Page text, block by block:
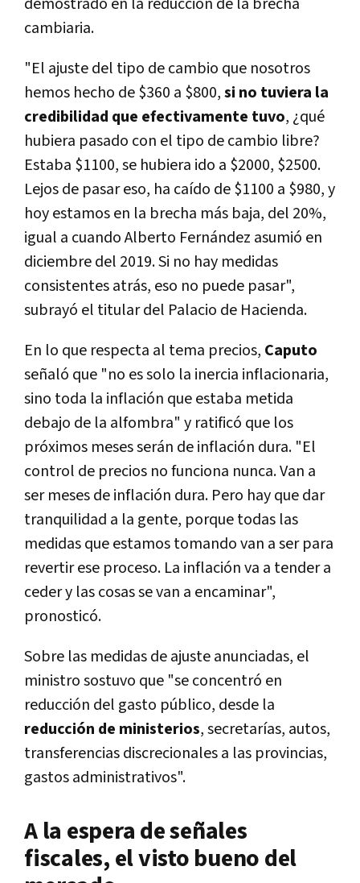
demostrado en la reducción de la brecha
cambiaria.
"El ajuste del tipo de cambio que nosotros
hemos hecho de $360 a $800,si no tuviera la
credibilidad que efectivamente tuvo, ¿qué
hubiera pasado con el tipo de cambio libre?
Estaba $1100, se hubiera ido a $2000, $2500.
Lejos de pasar eso, ha caído de $1100 a $980, y
hoy estamos en la brecha más baja, del 20%,
igual a cuando Alberto Fernández asumió en
diciembre del 2019. Si no hay medidas
consistentes atrás, eso no puede pasar",
subrayó el titular del Palacio de Hacienda.
En lo que respecta al tema precios, Caputo
señaló que "no es solo la inercia inflacionaria,
sino toda la inflación que estaba metida
debajo de la alfombra" y ratificó que los
próximos meses serán de inflación dura. "El
control de precios no funciona nunca. Van a
ser meses de inflación dura. Pero hay que dar
tranquilidad a la gente, porque todas las
medidas que estamos tomando van a ser para
revertir ese proceso. La inflación va a tender a
ceder y las cosas se van a encaminar",
pronosticó.
Sobre las medidas de ajuste anunciadas, el
ministro sostuvo que "se concentró en
reducción del gasto público, desde la
reducción de ministerios, secretarías, autos,
transferencias discrecionales a las provincias,
gastos administrativos".
A la espera de señales
fiscales, el visto bueno del